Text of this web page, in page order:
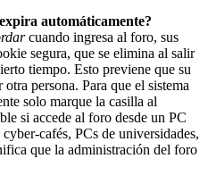
automáticamente?
cuando ingresa al foro, sus
segura, que se elimina al salir
tiempo. Esto previene que su
persona. Para que el sistema
solo marque la casilla al
si accede al foro desde un PC
cafés, PCs de universidades,
que la administración del foro